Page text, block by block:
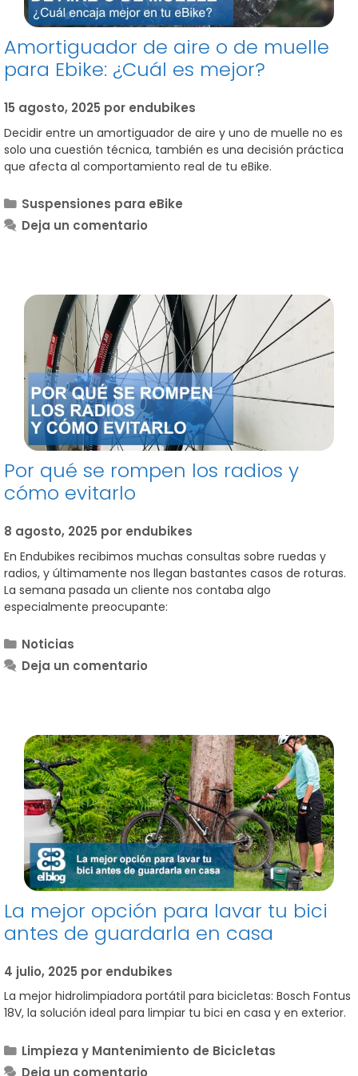
Amortiguador de aire o de muelle
para Ebike: ¿Cuál es mejor?
15 agosto, 2025 por endubikes
Decidir entre un amortiguador de aire y uno de muelle no es
solo una cuestión técnica, también es una decisión práctica
que afecta al comportamiento real de tu eBike.
Categorías
Suspensiones para eBike
Deja un comentario
Por qué se rompen los radios y
cómo evitarlo
8 agosto, 2025 por endubikes
En Endubikes recibimos muchas consultas sobre ruedas y
radios, y últimamente nos llegan bastantes casos de roturas.
La semana pasada un cliente nos contaba algo
especialmente preocupante:
Categorías
Noticias
Deja un comentario
La mejor opción para lavar tu bici
antes de guardarla en casa
4 julio, 2025 por endubikes
La mejor hidrolimpiadora portátil para bicicletas: Bosch Fontus
18V, la solución ideal para limpiar tu bici en casa y en exterior.
Categorías
Limpieza y Mantenimiento de Bicicletas
Deja un comentario